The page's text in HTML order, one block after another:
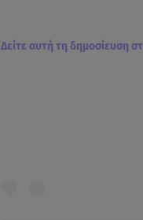
Δείτε αυτή τη δημοσίευση